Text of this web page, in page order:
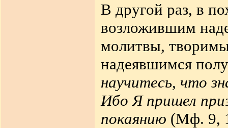
В другой раз, в
возложившим
молитвы,
надеявшимся
научитесь, что
Ибо Я пришел
покаянию (Мф. 9,